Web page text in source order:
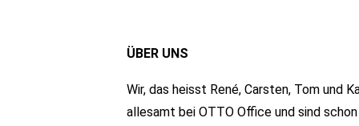
ÜBER UNS
Wir, das heisst René, Carsten, Tom und
allesamt bei OTTO Office und sind